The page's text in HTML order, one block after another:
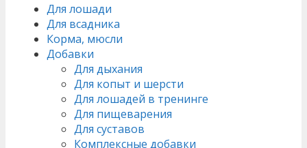
Для лошади
Для всадника
Корма, мюсли
Добавки
Для дыхания
Для копыт и шерсти
Для лошадей в тренинге
Для пищеварения
Для суставов
Комплексные добавки